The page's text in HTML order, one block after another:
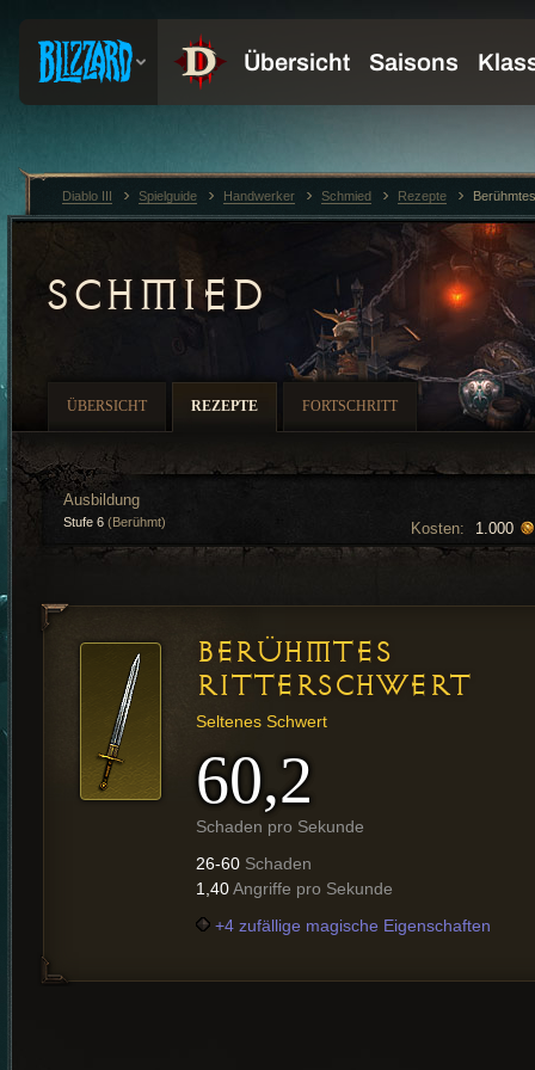
SCHMIED
ÜBERSICHT REZEPTE FORTSCHRITT
Kosten: 1.000
Ausbildung
Stufe 6 (Berühmt)
BERÜHMTES
RITTERSCHWERT
Seltenes Schwert
60,2
Schaden pro Sekunde
26-60 Schaden
1,40Angriffe pro Sekunde
+4 zufällige magische Eigenschaften
Diablo III Spielguide Handwerker Schmied Rezepte